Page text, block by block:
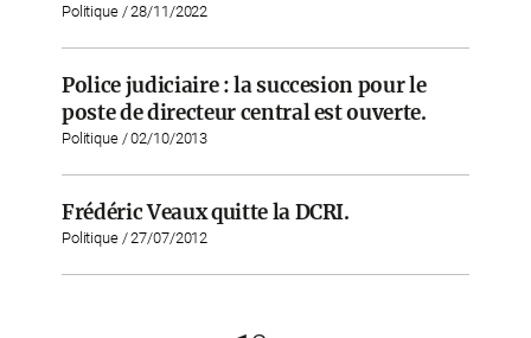
Politique / 28/11/2022
Police judiciaire : la succesion pour le
poste de directeur central est ouverte.
Politique / 02/10/2013
Frédéric Veaux quitte la DCRI.
Politique / 27/07/2012